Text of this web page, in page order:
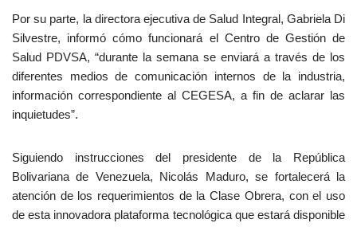
Por su parte, la directora ejecutiva de Salud Integral, Gabriela Di
Silvestre, informó cómo funcionará el Centro de Gestión de
Salud PDVSA, “durante la semana se enviará a través de los
diferentes medios de comunicación internos de la industria,
información correspondiente al CEGESA, a fin de aclarar las
inquietudes”.
Siguiendo instrucciones del presidente de la República
Bolivariana de Venezuela, Nicolás Maduro, se fortalecerá la
atención de los requerimientos de la Clase Obrera, con el uso
de esta innovadora plataforma tecnológica que estará disponible